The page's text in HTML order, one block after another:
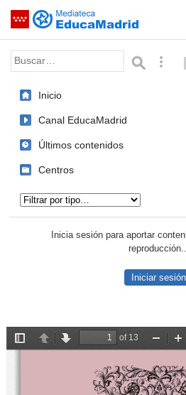
Saltar navegación
Palabra o frase:
Inicio
Canal EducaMadrid
Últimos contenidos
Centros
Inicia sesión para aportar
Iniciar sesión